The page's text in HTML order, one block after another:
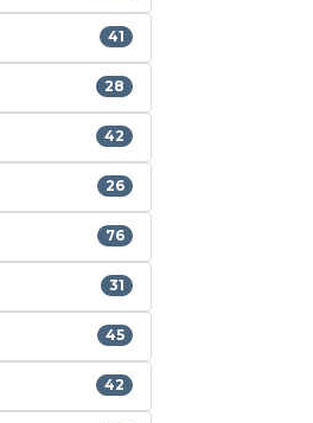
41
28
42
26
76
31
45
42